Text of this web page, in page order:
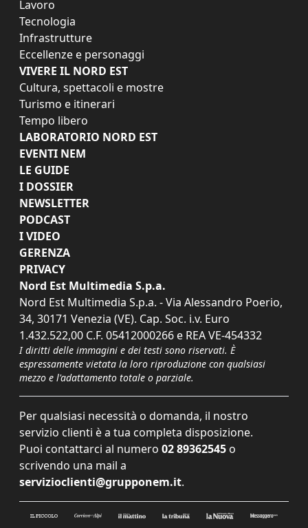
Lavoro
Tecnologia
Infrastrutture
Eccellenze e personaggi
VIVERE IL NORD EST
Cultura, spettacoli e mostre
Turismo e itinerari
Tempo libero
LABORATORIO NORD EST
EVENTI NEM
LE GUIDE
I DOSSIER
NEWSLETTER
PODCAST
I VIDEO
GERENZA
PRIVACY
Nord Est Multimedia S.p.a.
Nord Est Multimedia S.p.a. - Via Alessandro Poerio,
34, 30171 Venezia (VE). Cap. Soc. i.v. Euro
1.432.522,00 C.F. 05412000266 e REA VE-454332
I diritti delle immagini e dei testi sono riservati. È
espressamente vietata la loro riproduzione con qualsiasi
mezzo e l'adattamento totale o parziale.
Per qualsiasi necessità o domanda, il nostro
servizio clienti è a tua completa disposizione.
Puoi contattarci al numero 02 89362545 o
scrivendo una mail a
servizioclienti@grupponem.it.